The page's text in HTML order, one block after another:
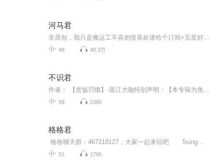
河马君
49 40.3万
不识君
59 2386
格格君
51 1795